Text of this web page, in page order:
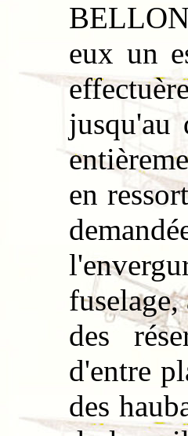
eux un
jusqu'au
en
des
d'entre
des